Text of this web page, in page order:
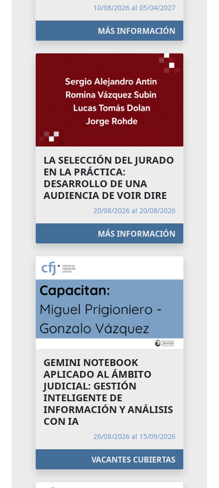
10/08/2026 al 05/04/2027
MÁS INFORMACIÓN
LA SELECCIÓN DEL JURADO
EN LA PRÁCTICA:
DESARROLLO DE UNA
AUDIENCIA DE VOIR DIRE
20/08/2026 al 20/08/2026
MÁS INFORMACIÓN
GEMINI NOTEBOOK
APLICADO AL ÁMBITO
JUDICIAL: GESTIÓN
INTELIGENTE DE
INFORMACIÓN Y ANÁLISIS
CON IA
26/08/2026 al 15/09/2026
VACANTES CUBIERTAS